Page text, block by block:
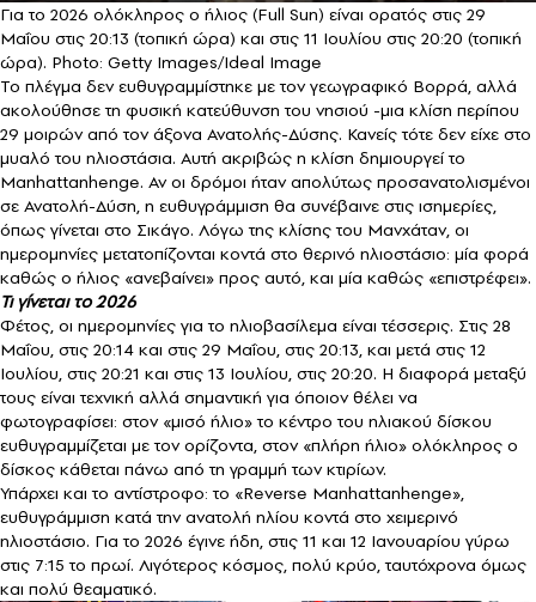
Για το 2026 ολόκληρος ο ήλιος (Full Sun) είναι ορατός στις 29
Μαΐου στις 20:13 (τοπική ώρα) και στις 11 Ιουλίου στις 20:20 (τοπική
ώρα). Photo: Getty Images/Ideal Image
Το πλέγμα δεν ευθυγραμμίστηκε με τον γεωγραφικό Βορρά, αλλά
ακολούθησε τη φυσική κατεύθυνση του νησιού -μια κλίση περίπου
29 μοιρών από τον άξονα Ανατολής-Δύσης. Κανείς τότε δεν είχε στο
μυαλό του ηλιοστάσια. Αυτή ακριβώς η κλίση δημιουργεί το
Manhattanhenge. Αν οι δρόμοι ήταν απολύτως προσανατολισμένοι
σε Ανατολή-Δύση, η ευθυγράμμιση θα συνέβαινε στις ισημερίες,
όπως γίνεται στο Σικάγο. Λόγω της κλίσης του Μανχάταν, οι
ημερομηνίες μετατοπίζονται κοντά στο θερινό ηλιοστάσιο: μία φορά
καθώς ο ήλιος «ανεβαίνει» προς αυτό, και μία καθώς «επιστρέφει».
Τι γίνεται το 2026
Φέτος, οι ημερομηνίες για το ηλιοβασίλεμα είναι τέσσερις. Στις 28
Μαΐου, στις 20:14 και στις 29 Μαΐου, στις 20:13, και μετά στις 12
Ιουλίου, στις 20:21 και στις 13 Ιουλίου, στις 20:20. Η διαφορά μεταξύ
τους είναι τεχνική αλλά σημαντική για όποιον θέλει να
φωτογραφίσει: στον «μισό ήλιο» το κέντρο του ηλιακού δίσκου
ευθυγραμμίζεται με τον ορίζοντα, στον «πλήρη ήλιο» ολόκληρος ο
δίσκος κάθεται πάνω από τη γραμμή των κτιρίων.
Υπάρχει και το αντίστροφο: το «Reverse Manhattanhenge»,
ευθυγράμμιση κατά την ανατολή ηλίου κοντά στο χειμερινό
ηλιοστάσιο. Για το 2026 έγινε ήδη, στις 11 και 12 Ιανουαρίου γύρω
στις 7:15 το πρωί. Λιγότερος κόσμος, πολύ κρύο, ταυτόχρονα όμως
και πολύ θεαματικό.